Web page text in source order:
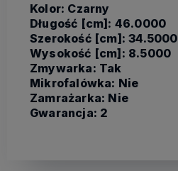
Kolor: Czarny
Długość [cm]: 46.0000
Szerokość [cm]: 34.5000
Wysokość [cm]: 8.5000
Zmywarka: Tak
Mikrofalówka: Nie
Zamrażarka: Nie
Gwarancja: 2